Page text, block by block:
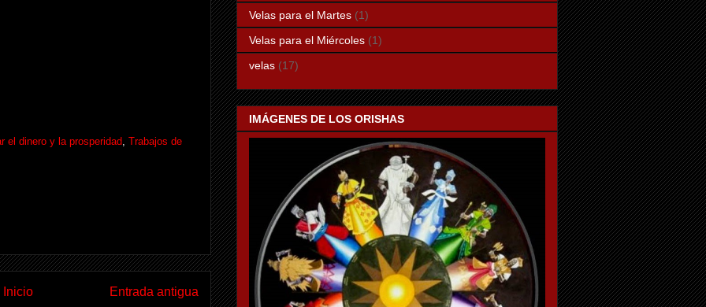
el dinero y la prosperidad, Trabajos de
Entrada antigua
Inicio
Velas para el Martes (1)
Velas para el Miércoles (1)
velas (17)
IMÁGENES DE LOS ORISHAS